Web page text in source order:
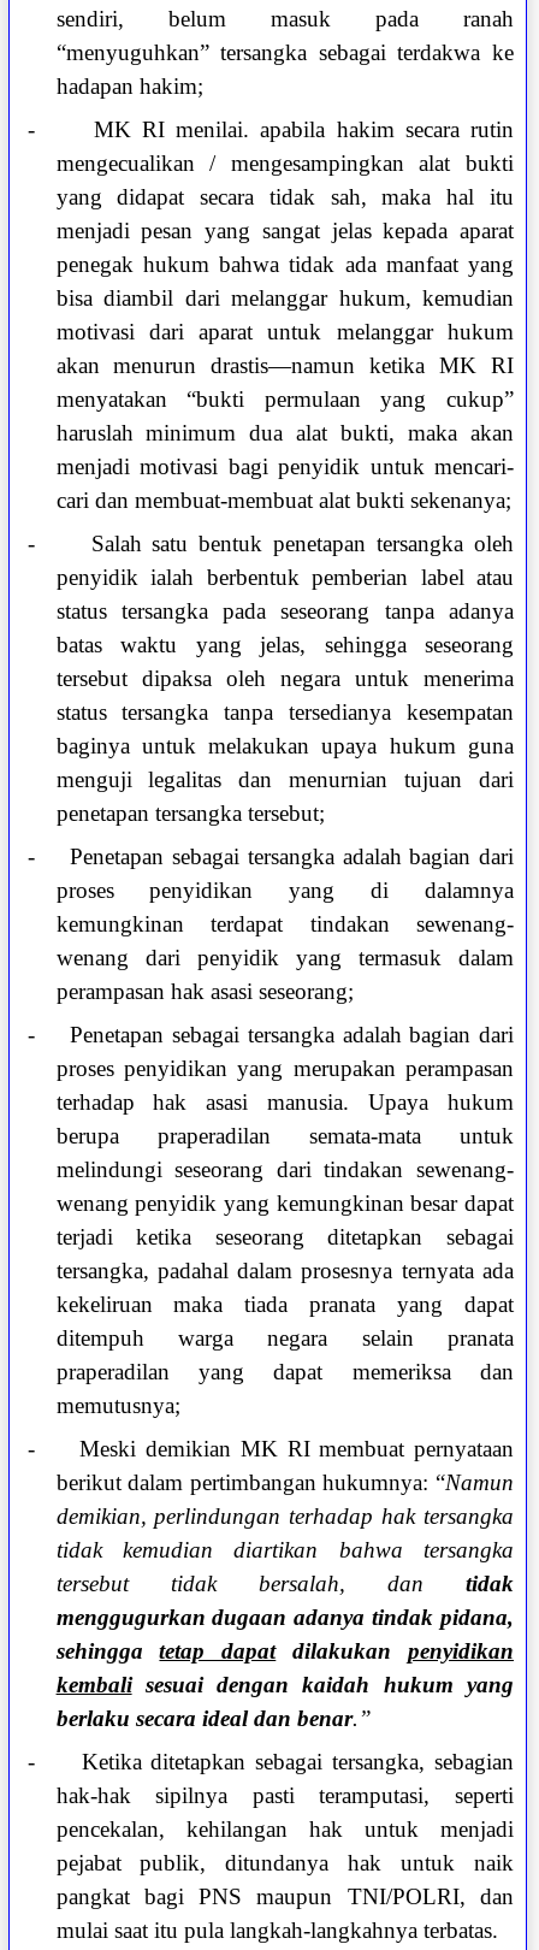
sendiri, belum masuk pada ranah
“menyuguhkan” tersangka sebagai terdakwa ke
hadapan hakim;
-
MK RI menilai. apabila hakim secara rutin
mengecualikan / mengesampingkan alat bukti
yang didapat secara tidak sah, maka hal itu
menjadi pesan yang sangat jelas kepada aparat
penegak hukum bahwa tidak ada manfaat yang
bisa diambil dari melanggar hukum, kemudian
motivasi dari aparat untuk melanggar hukum
akan menurun drastis—namun ketika MK RI
menyatakan “bukti permulaan yang cukup”
haruslah minimum dua alat bukti, maka akan
menjadi motivasi bagi penyidik untuk mencari-
cari dan membuat-membuat alat bukti sekenanya;
-
Salah satu bentuk penetapan tersangka oleh
penyidik ialah berbentuk pemberian label atau
status tersangka pada seseorang tanpa adanya
batas waktu yang jelas, sehingga seseorang
tersebut dipaksa oleh negara untuk menerima
status tersangka tanpa tersedianya kesempatan
baginya untuk melakukan upaya hukum guna
menguji legalitas dan menurnian tujuan dari
penetapan tersangka tersebut;
-
Penetapan sebagai tersangka adalah bagian dari
proses penyidikan yang di dalamnya
kemungkinan terdapat tindakan sewenang-
wenang dari penyidik yang termasuk dalam
perampasan hak asasi seseorang;
-
Penetapan sebagai tersangka adalah bagian dari
proses penyidikan yang merupakan perampasan
terhadap hak asasi manusia. Upaya hukum
berupa praperadilan semata-mata untuk
melindungi seseorang dari tindakan sewenang-
wenang penyidik yang kemungkinan besar dapat
terjadi ketika seseorang ditetapkan sebagai
tersangka, padahal dalam prosesnya ternyata ada
kekeliruan maka tiada pranata yang dapat
ditempuh warga negara selain pranata
praperadilan yang dapat memeriksa dan
memutusnya;
-
Meski demikian MK RI membuat pernyataan
berikut dalam pertimbangan hukumnya: “Namun
demikian, perlindungan terhadap hak tersangka
tidak kemudian diartikan bahwa tersangka
tersebut tidak bersalah, dan tidak
menggugurkan dugaan adanya tindak pidana,
sehinggatetap dapatdilakukanpenyidikan
kembalisesuai dengan kaidah hukum yang
berlaku secara ideal dan benar.”
-
Ketika ditetapkan sebagai tersangka, sebagian
hak-hak sipilnya pasti teramputasi, seperti
pencekalan, kehilangan hak untuk menjadi
pejabat publik, ditundanya hak untuk naik
pangkat bagi PNS maupun TNI/POLRI, dan
mulai saat itu pula langkah-langkahnya terbatas.